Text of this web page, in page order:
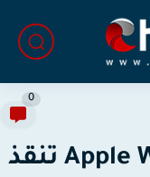
ساعة أبل واتش Apple Watch تنقذ